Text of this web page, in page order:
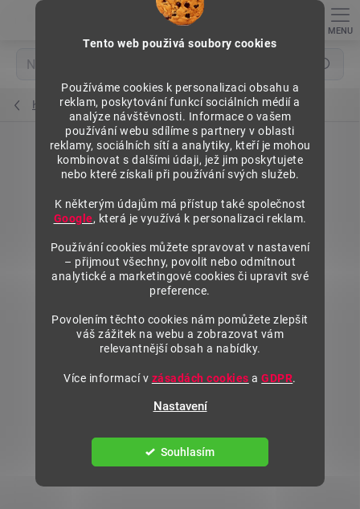
Tento web použivá soubory cookies
Používáme cookies k personalizaci obsahu a
reklam, poskytování funkcí sociálních médií a
analýze návštěvnosti. Informace o vašem
používání webu sdílíme s partnery v oblasti
reklamy, sociálních sítí a analytiky, kteří je mohou
kombinovat s dalšími údaji, jež jim poskytujete
nebo které získali při používání svých služeb.
K některým údajům má přístup také společnost
Google, která je využívá k personalizaci reklam.
Používání cookies můžete spravovat v nastavení
– přijmout všechny, povolit nebo odmítnout
analytické a marketingové cookies či upravit své
preference.
Povolením těchto cookies nám pomůžete zlepšit
váš zážitek na webu a zobrazovat vám
relevantnější obsah a nabídky.
Více informací v zásadách cookies aGDPR.
Nastavení
Souhlasím
Hledat
Kovové police